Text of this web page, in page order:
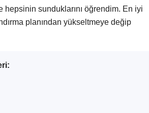
sunduklarını öğrendim. En iyi
planından yükseltmeye değip